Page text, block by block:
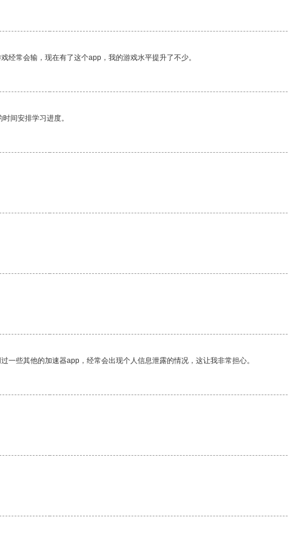
经常会输，现在有了这个app，我的游戏水平提升了不少。
间安排学习进度。
些其他的加速器app，经常会出现个人信息泄露的情况，这让我非常担心。